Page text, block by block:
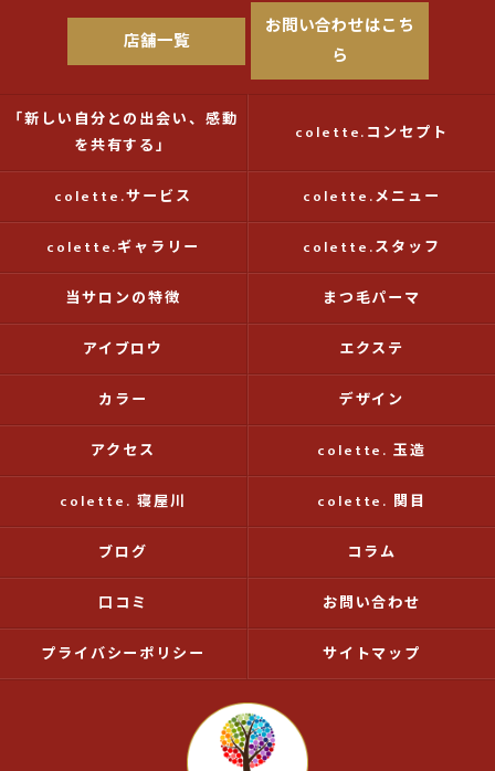
店舗一覧
お問い合わせはこち
ら
「新しい自分との出会い、感動
を共有する」
colette.コンセプト
colette.サービス colette.メニュー
colette.ギャラリー colette.スタッフ
当サロンの特徴 まつ毛パーマ
アイブロウ エクステ
カラー デザイン
アクセス colette. 玉造
colette. 寝屋川 colette. 関目
ブログ コラム
口コミ お問い合わせ
プライバシーポリシー サイトマップ